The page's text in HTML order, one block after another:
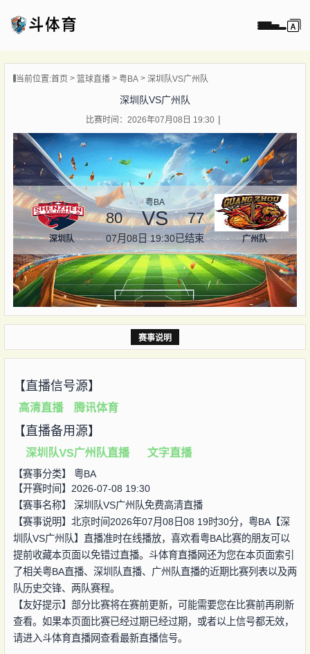
播
像
闻
当前位置:首页 篮球直播 粤BA 深圳队VS广州队
深圳队VS广州队
比赛时间：2026年07月08日 19:30
深圳队
粤BA
80 VS 77
07月08日 19:30已结束 广州队
赛事说明
【直播信号源】
高清直播 腾讯体育
【直播备用源】
深圳队VS广州队直播 文字直播
【赛事分类】 粤BA
【开赛时间】2026-07-08 19:30
【赛事名称】 深圳队VS广州队免费高清直播
【赛事说明】北京时间2026年07月08日08 19时30分，粤BA【深
圳队VS广州队】直播准时在线播放，喜欢看粤BA比赛的朋友可以
提前收藏本页面以免错过直播。斗体育直播网还为您在本页面索引
了相关粤BA直播、深圳队直播、广州队直播的近期比赛列表以及两
队历史交锋、两队赛程。
【友好提示】部分比赛将在赛前更新，可能需要您在比赛前再刷新
查看。如果本页面比赛已经过期已经过期，或者以上信号都无效，
请进入斗体育直播网查看最新直播信号。